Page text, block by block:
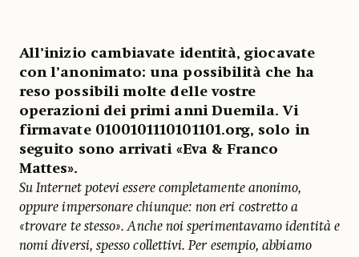
All’inizio cambiavate identità, giocavate
con l’anonimato: una possibilità che ha
reso possibili molte delle vostre
operazioni dei primi anni Duemila. Vi
firmavate 0100101110101101.org, solo in
seguito sono arrivati «Eva & Franco
Mattes».
Su Internet potevi essere completamente anonimo,
oppure impersonare chiunque: non eri costretto a
«trovare te stesso». Anche noi sperimentavamo identità e
nomi diversi, spesso collettivi. Per esempio, abbiamo